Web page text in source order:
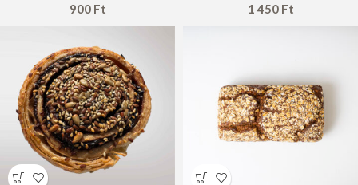
900 Ft
1 450 Ft